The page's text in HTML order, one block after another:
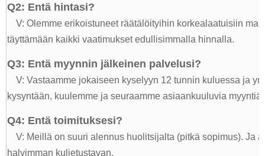
Q2: Entä hintasi?
V: Olemme erikoistuneet räätälöityihin korkealaatuisiin
täyttämään kaikki vaatimukset edullisimmalla hinnalla.
Q3: Entä myynnin jälkeinen palvelusi?
V: Vastaamme jokaiseen kyselyyn 12 tunnin kuluessa ja
kysyntään, kuulemme ja seuraamme asiaankuuluvia myyntiä
Q4: Entä toimituksesi?
V: Meillä on suuri alennus huolitsijalta (pitkä sopimus). Ja
halvimman kuljetustavan.